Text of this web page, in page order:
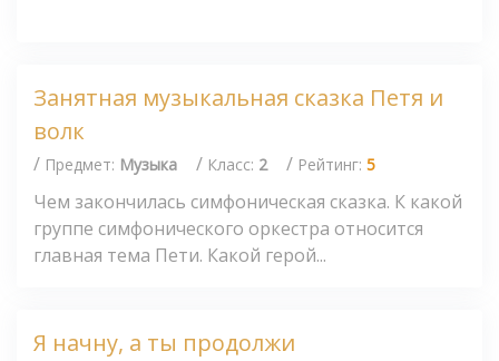
Занятная музыкальная сказка Петя и
волк
/ Предмет: Музыка / Класс: 2 / Рейтинг: 5
Чем закончилась симфоническая сказка. К какой
группе симфонического оркестра относится
главная тема Пети. Какой герой...
Я начну, а ты продолжи